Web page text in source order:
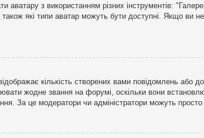
аватару з використанням різних інструментів:
які типи аватар можуть бути доступні. Якщо ви
кількість створених вами повідомлень або
жодне звання на форумі, оскільки вони
За це модератори чи адміністратори можуть